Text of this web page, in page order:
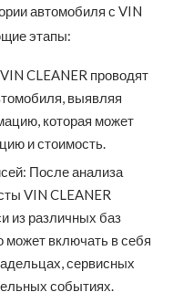
автомобиля с VIN
этапы:
CLEANER проводят
выявляя
которая может
и стоимость.
После анализа
VIN CLEANER
из различных баз
может включать в себя
сервисных
событиях.